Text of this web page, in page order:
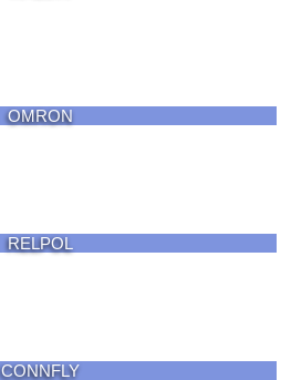
OMRON
RELPOL
CONNFLY